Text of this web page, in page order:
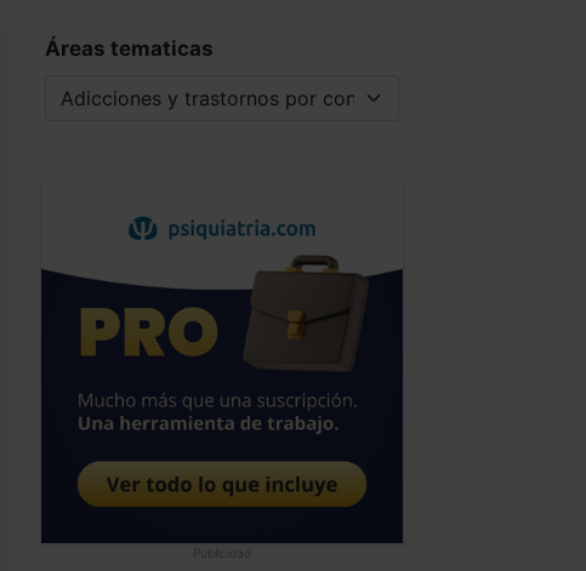
Áreas tematicas
Publicidad